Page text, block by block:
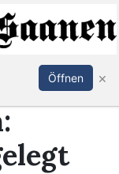
Öffnen ×